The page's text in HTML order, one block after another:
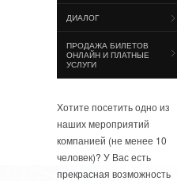
ДИАЛОГ
ПРОДАЖА БИЛЕТОВ
ОНЛАЙН И ПЛАТНЫЕ
УСЛУГИ
Хотите посетить одно из
наших мероприятий
компанией (не менее 10
человек)? У Вас есть
прекрасная возможность